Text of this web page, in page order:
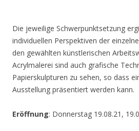
Die jeweilige Schwerpunktsetzung
individuellen Perspektiven der
den gewählten künstlerischen
Acrylmalerei sind auch grafische
Papierskulpturen zu sehen, so dass
Ausstellung präsentiert werden kann.
Eröffnung: Donnerstag 19.08.21,